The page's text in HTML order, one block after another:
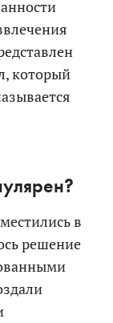
который
в
решение